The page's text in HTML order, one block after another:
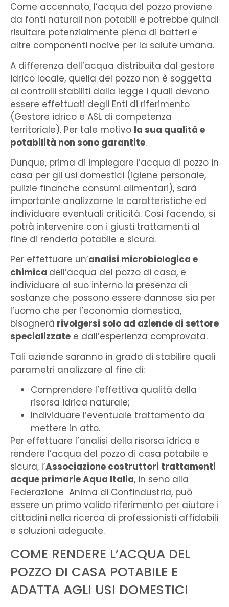
Come accennato, l’acqua del pozzo proviene
da fonti naturali non potabili e potrebbe quindi
risultare potenzialmente piena di batteri e
altre componenti nocive per la salute umana.
A differenza dell’acqua distribuita dal gestore
idrico locale, quella del pozzo non è soggetta
ai controlli stabiliti dalla legge i quali devono
essere effettuati degli Enti di riferimento
(Gestore idrico e ASL di competenza
territoriale). Per tale motivo la sua qualità e
potabilità non sono garantite.
Dunque, prima di impiegare l’acqua di pozzo in
casa per gli usi domestici (igiene personale,
pulizie finanche consumi alimentari), sarà
importante analizzarne le caratteristiche ed
individuare eventuali criticità. Così facendo, si
potrà intervenire con i giusti trattamenti al
fine di renderla potabile e sicura.
Per effettuare un’analisi microbiologica e
chimica dell’acqua del pozzo di casa, e
individuare al suo interno la presenza di
sostanze che possono essere dannose sia per
l’uomo che per l’economia domestica,
bisognerà rivolgersi solo ad aziende di settore
specializzate e dall’esperienza comprovata.
Tali aziende saranno in grado di stabilire quali
parametri analizzare al fine di:
Comprendere l’effettiva qualità della
risorsa idrica naturale;
Individuare l’eventuale trattamento da
mettere in atto.
Per effettuare l’analisi della risorsa idrica e
rendere l’acqua del pozzo di casa potabile e
sicura, l’Associazione costruttori trattamenti
acque primarie Aqua Italia, in seno alla
Federazione Anima di Confindustria, può
essere un primo valido riferimento per aiutare i
cittadini nella ricerca di professionisti affidabili
e soluzioni adeguate.
COME RENDERE L’ACQUA DEL
POZZO DI CASA POTABILE E
ADATTA AGLI USI DOMESTICI